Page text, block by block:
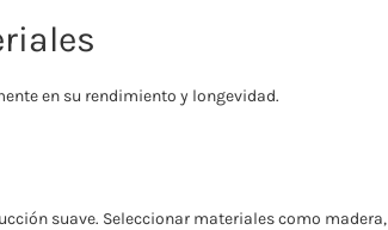
en su rendimiento y longevidad.
suave. Seleccionar materiales como madera,